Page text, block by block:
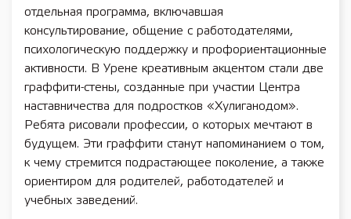
отдельная программа, включавшая
консультирование, общение с работодателями,
психологическую поддержку и профориентационные
активности. В Урене креативным акцентом стали две
граффити-стены, созданные при участии Центра
наставничества для подростков «Хулиганодом».
Ребята рисовали профессии, о которых мечтают в
будущем. Эти граффити станут напоминанием о том,
к чему стремится подрастающее поколение, а также
ориентиром для родителей, работодателей и
учебных заведений.